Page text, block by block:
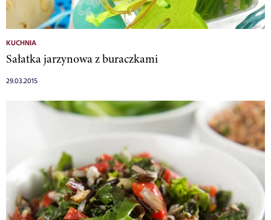
KUCHNIA
Sałatka jarzynowa z buraczkami
29.03.2015